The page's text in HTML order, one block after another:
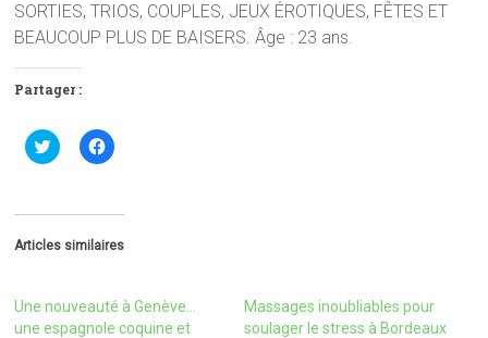
SORTIES, TRIOS, COUPLES, JEUX ÉROTIQUES, FÊTES ET
BEAUCOUP PLUS DE BAISERS. Âge : 23 ans.
Partager :
C
l
e
p
o
p
a
r
C
l
e
p
o
p
a
r
Articles similaires
Une nouveauté à Genève…
une espagnole coquine et
Massages inoubliables pour
soulager le stress à Bordeaux